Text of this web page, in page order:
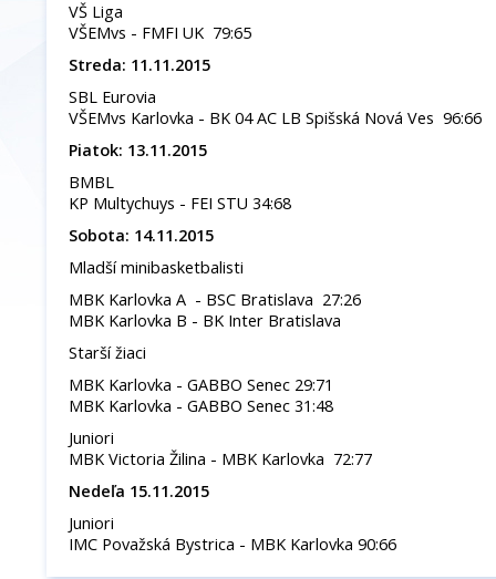
VŠ Liga
VŠEMvs - FMFI UK 79:65
Streda: 11.11.2015
SBL Eurovia
VŠEMvs Karlovka - BK 04 AC LB Spišská Nová Ves 96:66
Piatok: 13.11.2015
BMBL
KP Multychuys - FEI STU 34:68
Sobota: 14.11.2015
Mladší minibasketbalisti
MBK Karlovka A - BSC Bratislava 27:26
MBK Karlovka B - BK Inter Bratislava
Starší žiaci
MBK Karlovka - GABBO Senec 29:71
MBK Karlovka - GABBO Senec 31:48
Juniori
MBK Victoria Žilina - MBK Karlovka 72:77
Nedeľa 15.11.2015
Juniori
IMC Považská Bystrica - MBK Karlovka 90:66